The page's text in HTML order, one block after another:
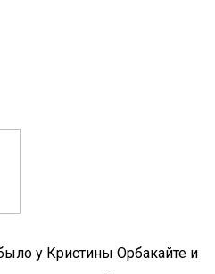
у Кристины Орбакайте и